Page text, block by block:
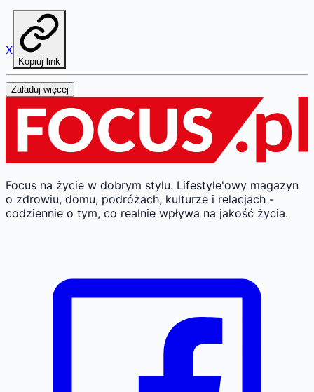
X
Kopiuj link
Załaduj więcej
Focus na życie w dobrym stylu. Lifestyle'owy magazyn
o zdrowiu, domu, podróżach, kulturze i relacjach -
codziennie o tym, co realnie wpływa na jakość życia.